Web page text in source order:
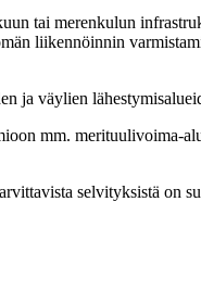
tai merenkulun
liikennöinnin
ja väylien
mm.
selvityksistä on